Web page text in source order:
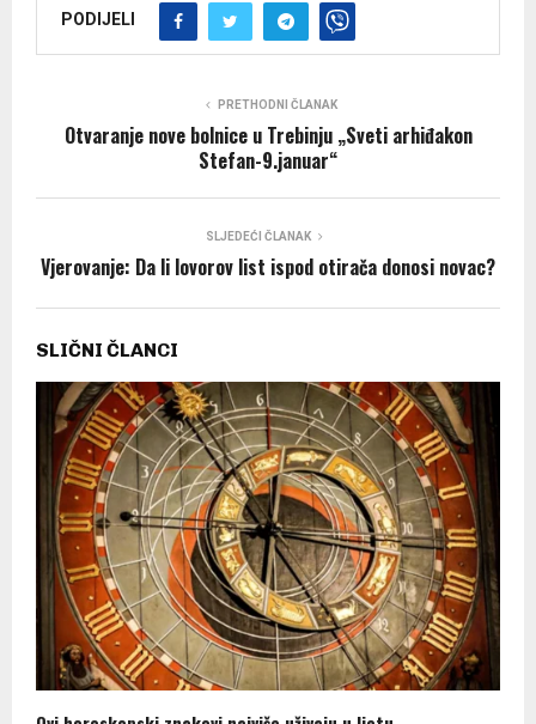
PODIJELI
PRETHODNI ČLANAK
Otvaranje nove bolnice u Trebinju „Sveti arhiđakon
Stefan-9.januar“
SLJEDEĆI ČLANAK
Vjerovanje: Da li lovorov list ispod otirača donosi novac?
SLIČNI ČLANCI